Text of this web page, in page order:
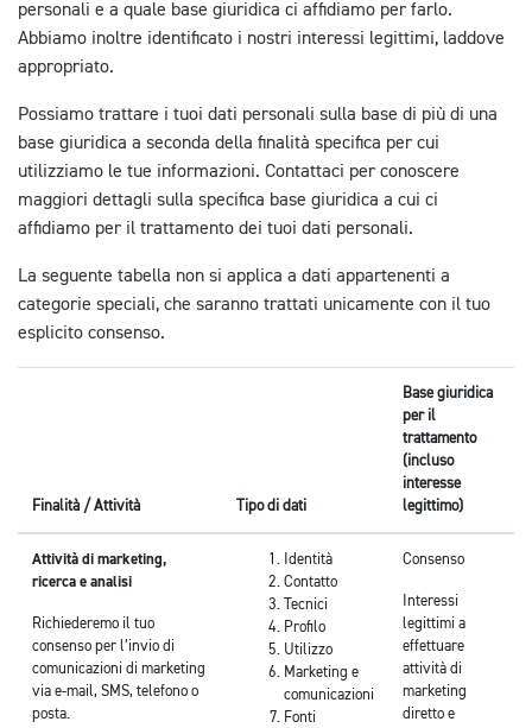
personali e a quale base giuridica ci affidiamo per farlo.
Abbiamo inoltre identificato i nostri interessi legittimi, laddove
appropriato.
Possiamo trattare i tuoi dati personali sulla base di più di una
base giuridica a seconda della finalità specifica per cui
utilizziamo le tue informazioni. Contattaci per conoscere
maggiori dettagli sulla specifica base giuridica a cui ci
affidiamo per il trattamento dei tuoi dati personali.
La seguente tabella non si applica a dati appartenenti a
categorie speciali, che saranno trattati unicamente con il tuo
esplicito consenso.
Finalità / Attività Tipo di dati
Base giuridica
per il
trattamento
(incluso
interesse
legittimo)
Attività di marketing,
ricerca e analisi
Richiederemo il tuo
consenso per l’invio di
comunicazioni di marketing
via e-mail, SMS, telefono o
posta.
Identità
Contatto
Tecnici
Profilo
Utilizzo
Marketing e
comunicazioni
Fonti
Consenso
Interessi
legittimi a
effettuare
attività di
marketing
diretto e